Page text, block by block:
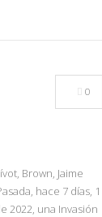
0
Brown, Jaime
hace 7 días, 1
2022, una Invasión